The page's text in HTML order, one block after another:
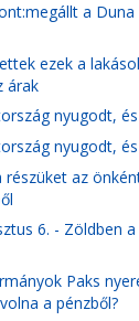
a
ezek a
árak
nyugodt,
nyugodt,
részüket az
6. - Zöldben
Paks
a pénzből?